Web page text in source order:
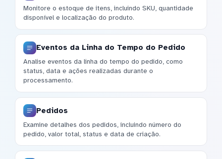
Monitore o estoque de itens, incluindo SKU, quantidade
disponível e localização do produto.
Eventos da Linha do Tempo do Pedido
Analise eventos da linha do tempo do pedido, como
status, data e ações realizadas durante o
processamento.
Pedidos
Examine detalhes dos pedidos, incluindo número do
pedido, valor total, status e data de criação.